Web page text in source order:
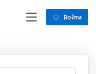
Войти